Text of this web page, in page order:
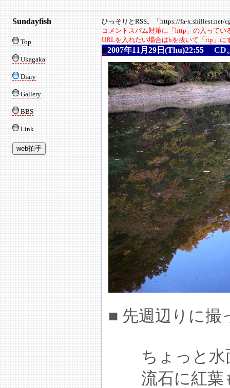
Sundayfish
Top
Ukagaka
Diary
Gallery
BBS
Link
ひっそりとRSS。「https://fa-x.shillest.net/
コメントスパム対策に「http」の入って
URLを入れたい場合はhを抜いて「ttp」に
■2007年11月29日(Thu)22:55 CD
■ 先週辺りに撮
ちょっと水
流石に紅葉